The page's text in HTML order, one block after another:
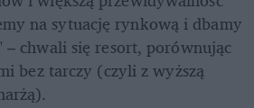
na sytuację rynkową i dbamy
chwali się resort, porównując
bez tarczy (czyli z wyższą